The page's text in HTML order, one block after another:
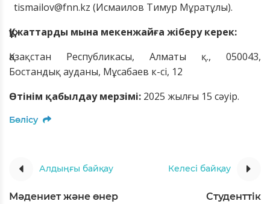
tismailov@fnn.kz (Исмаилов Тимур Мұратұлы).
Құжаттарды мына мекенжайға жіберу керек:
Қазақстан Республикасы, Алматы қ., 050043,
Бостандық ауданы, Мұсабаев к-сі, 12
Өтінім қабылдау мерзімі: 2025 жылғы 15 сәуір.
Бөлісу
Алдыңғы байқау
Мәдениет және өнер
Келесі байқау
Студенттік